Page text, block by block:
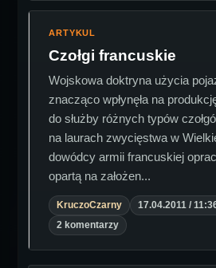
ARTYKUL
Czołgi francuskie
Wojskowa doktryna użycia
znacząco wpłynęła na
do służby różnych typów
na laurach zwycięstwa w
dowódcy armii francuskiej
opartą na założen...
KruczoCzarny 17.04.2011 /
2 komentarzy